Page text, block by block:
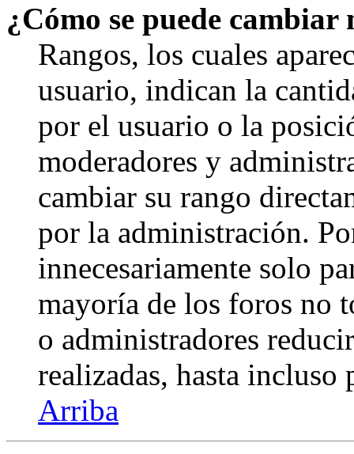
¿Cómo se puede cambiar
Rangos, los cuales
usuario, indican la
por el usuario o la
moderadores y
cambiar su rango
por la administración.
innecesariamente solo
mayoría de los foros no
o administradores
realizadas, hasta incluso
Arriba